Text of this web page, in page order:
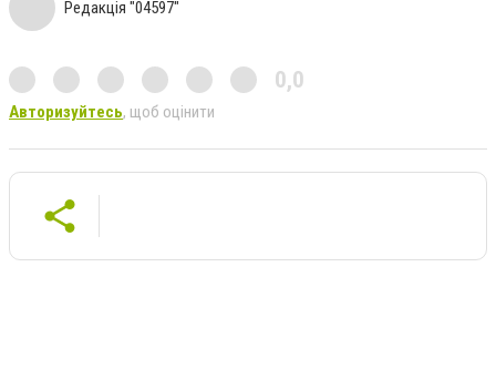
Редакція "04597"
0,0
Авторизуйтесь, щоб оцінити